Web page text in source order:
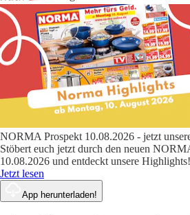
NORMA Prospekt 10.08.2026 - jetzt
Stöbert euch jetzt durch den neuen
10.08.2026 und entdeckt unsere Highlights!
Jetzt lesen
App herunterladen!